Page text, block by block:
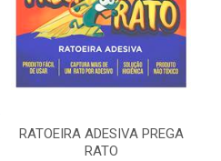
RATOEIRA ADESIVA PREGA
RATO